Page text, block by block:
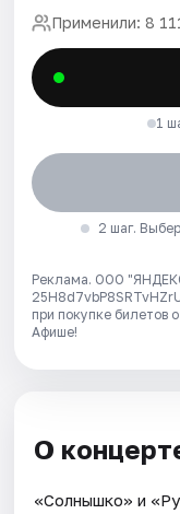
Применили: 8
1
2 шаг.
Реклама. ООО
при покупке билетов
Афише!
О
«Солнышко» и